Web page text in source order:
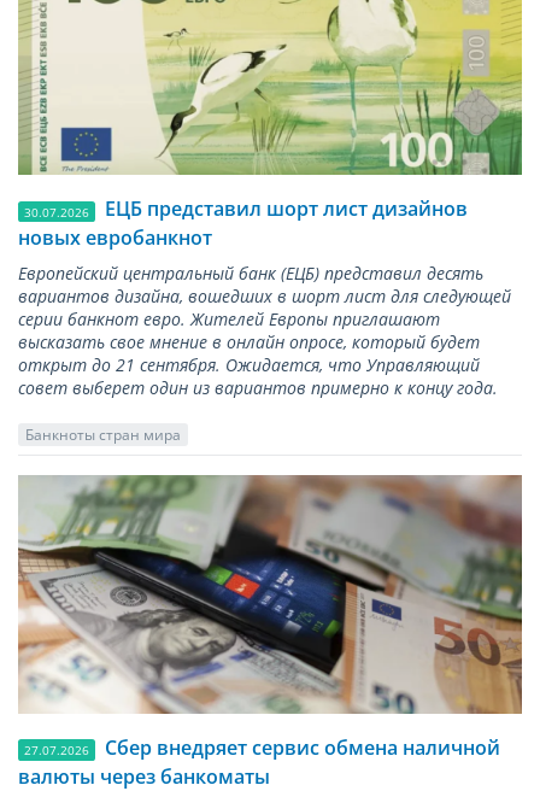
30.07.2026
ЕЦБ представил шорт лист дизайнов
новых евробанкнот
Европейский центральный банк (ЕЦБ) представил десять
вариантов дизайна, вошедших в шорт лист для следующей
серии банкнот евро. Жителей Европы приглашают
высказать свое мнение в онлайн опросе, который будет
открыт до 21 сентября. Ожидается, что Управляющий
совет выберет один из вариантов примерно к концу года.
Банкноты стран мира
27.07.2026
Сбер внедряет сервис обмена наличной
валюты через банкоматы